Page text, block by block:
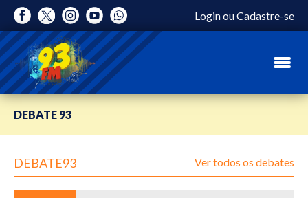
LoginouCadastre-se
DEBATE 93
DEBATE93 Ver todos os debates